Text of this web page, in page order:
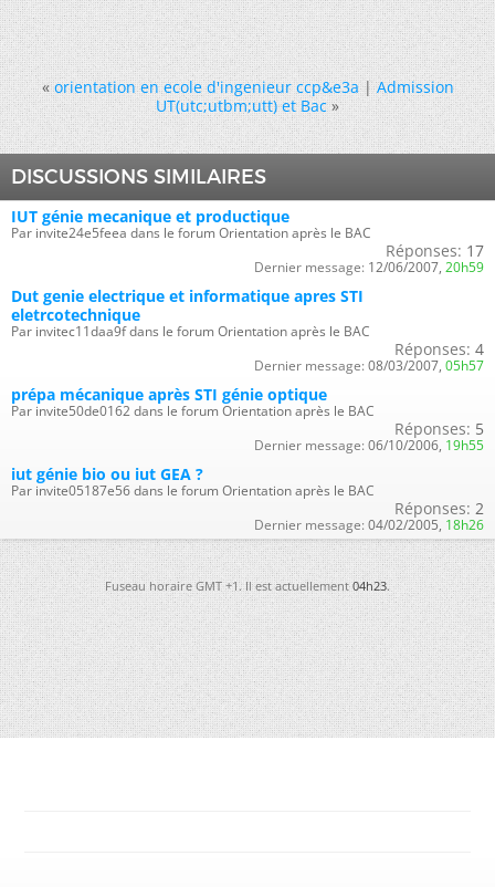
« orientation en ecole d'ingenieur ccp&e3a|Admission
UT(utc;utbm;utt) et Bac »
DISCUSSIONS SIMILAIRES
IUT génie mecanique et productique
Par invite24e5feea dans le forum Orientation après le BAC
Réponses: 17
Dernier message: 12/06/2007, 20h59
Dut genie electrique et informatique apres STI
eletrcotechnique
Par invitec11daa9f dans le forum Orientation après le BAC
Réponses: 4
Dernier message: 08/03/2007, 05h57
prépa mécanique après STI génie optique
Par invite50de0162 dans le forum Orientation après le BAC
Réponses: 5
Dernier message: 06/10/2006, 19h55
iut génie bio ou iut GEA ?
Par invite05187e56 dans le forum Orientation après le BAC
Réponses: 2
Dernier message: 04/02/2005, 18h26
Fuseau horaire GMT +1. Il est actuellement04h23.